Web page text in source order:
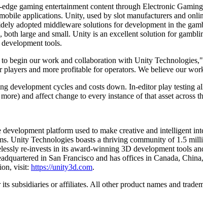
gaming entertainment content through Electronic
applications. Unity, used by slot manufacturers and
adopted middleware solutions for development in the
both large and small. Unity is an excellent solution for
tools.
begin our work and collaboration with Unity
and more profitable for operators. We believe our
cycles and costs down. In-editor play testing
and affect change to every instance of that asset across
platform used to make creative and intelligent
Unity Technologies boasts a thriving community of 1.5
re-invests in its award-winning 3D development tools
in San Francisco and has offices in Canada,
visit: https://unity3d.com.
subsidiaries or affiliates. All other product names and